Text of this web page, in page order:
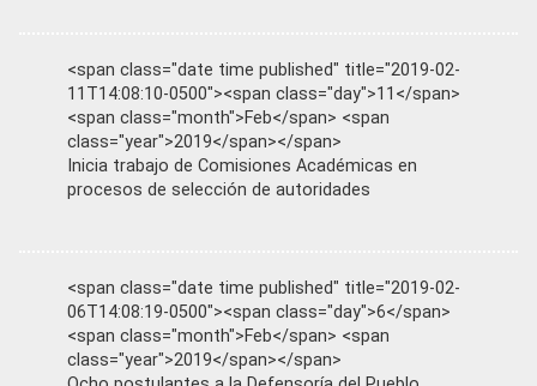
<span class="date time published" title="2019-02-
11T14:08:10-0500"><span class="day">11</span>
<span class="month">Feb</span> <span
class="year">2019</span></span>
Inicia trabajo de Comisiones Académicas en
procesos de selección de autoridades
<span class="date time published" title="2019-02-
06T14:08:19-0500"><span class="day">6</span>
<span class="month">Feb</span> <span
class="year">2019</span></span>